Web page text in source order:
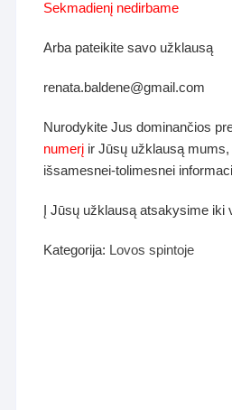
Sekmadienį nedirbame
Arba pateikite savo užklausą
renata.baldene@gmail.com
Nurodykite Jus dominančios
numerį ir Jūsų užklausą
išsamesnei-tolimesnei
Į Jūsų užklausą atsakysime iki
Kategorija: Lovos spintoje